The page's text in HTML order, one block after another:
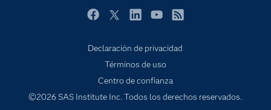
Mi SAS
Probar / Comprar
Productos
Sala de prensa
Declaración de privacidad
Términos de uso
Centro de confianza
©2026 SAS Institute Inc. Todos los derechos reservados.